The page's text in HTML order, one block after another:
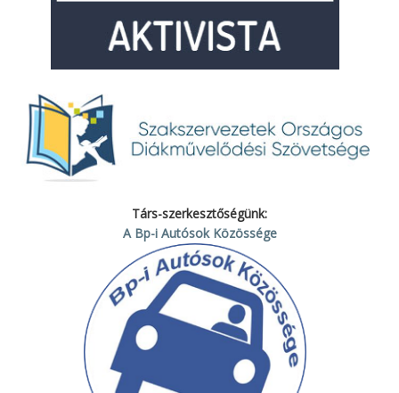
Társ-szerkesztőségünk:
A Bp-i Autósok Közössége